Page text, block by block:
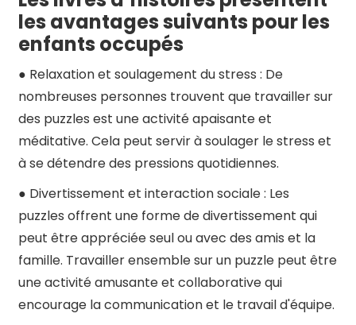
les avantages suivants pour les
enfants occupés
● Relaxation et soulagement du stress : De
nombreuses personnes trouvent que travailler sur
des puzzles est une activité apaisante et
méditative. Cela peut servir à soulager le stress et
à se détendre des pressions quotidiennes.
● Divertissement et interaction sociale : Les
puzzles offrent une forme de divertissement qui
peut être appréciée seul ou avec des amis et la
famille. Travailler ensemble sur un puzzle peut être
une activité amusante et collaborative qui
encourage la communication et le travail d'équipe.